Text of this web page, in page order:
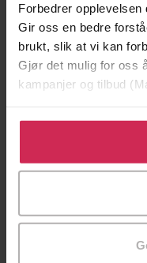
Forbedrer
Gir oss en bedre
brukt, slik at vi kan
Gjør det mulig for oss
kampanjer og tilbud
Klikk på «Godta alle»
bruke cookies for alle
tilpasse ditt samtykke
199,-
Minnesota
EBOK
C